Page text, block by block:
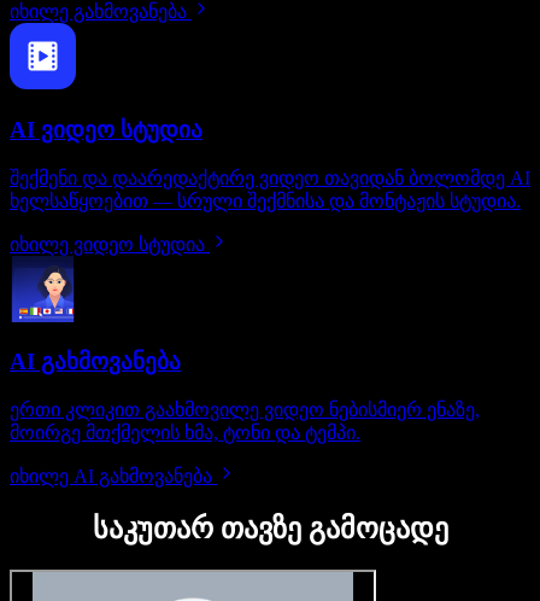
იხილე გახმოვანება
AI ვიდეო სტუდია
შექმენი და დაარედაქტირე ვიდეო თავიდან ბოლომდე AI
ხელსაწყოებით — სრული შექმნისა და მონტაჟის სტუდია.
იხილე ვიდეო სტუდია
AI გახმოვანება
ერთი კლიკით გაახმოვილე ვიდეო ნებისმიერ ენაზე,
მოირგე მთქმელის ხმა, ტონი და ტემპი.
იხილე AI გახმოვანება
საკუთარ თავზე გამოცადე